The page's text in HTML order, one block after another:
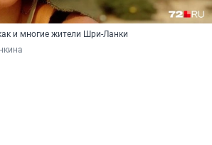
и многие жители Шри-Ланки